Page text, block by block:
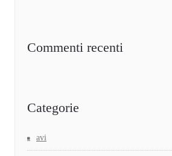
Commenti recenti
Categorie
avi